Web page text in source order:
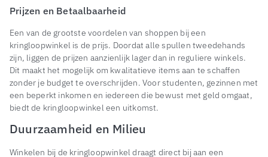
Prijzen en Betaalbaarheid
Een van de grootste voordelen van shoppen bij een
kringloopwinkel is de prijs. Doordat alle spullen tweedehands
zijn, liggen de prijzen aanzienlijk lager dan in reguliere winkels.
Dit maakt het mogelijk om kwalitatieve items aan te schaffen
zonder je budget te overschrijden. Voor studenten, gezinnen met
een beperkt inkomen en iedereen die bewust met geld omgaat,
biedt de kringloopwinkel een uitkomst.
Duurzaamheid en Milieu
Winkelen bij de kringloopwinkel draagt direct bij aan een